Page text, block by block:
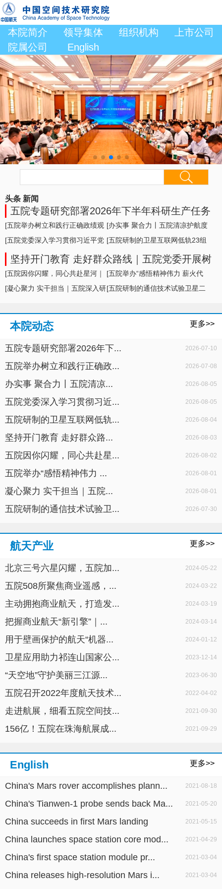
本院简介 领导集体 组织机构
上市公司
院属公司
English
头条 新闻
五院专题研究部署2026年下半年科研生产任务
形势及举措
[五院举办树立和践行正确政绩观
学习教育专题... ]
[办实事 聚合力丨五院清凉护航度
盛夏，暖心... ]
[五院党委深入学习贯彻习近平党
建思想，专题... ]
[五院研制的卫星互联网低轨23组
卫星成功发... ]
坚持开门教育 走好群众路线｜五院党委开展树
立和践行正确政绩观学习教育面对面座谈
[五院因你闪耀，同心共赴星河｜
五院举办20... ]
[五院举办“感悟精神伟力 薪火代
代相传”暨... ]
[凝心聚力 实干担当｜五院深入研[五院研制的通信技术试验卫星二
本院动态 更多>>
五院专题研究部署2026年下... 2026-07-10
五院举办树立和践行正确政... 2026-07-08
办实事 聚合力丨五院清凉... 2026-08-05
五院党委深入学习贯彻习近... 2026-08-05
五院研制的卫星互联网低轨... 2026-08-04
坚持开门教育 走好群众路... 2026-08-03
五院因你闪耀，同心共赴星... 2026-08-02
五院举办“感悟精神伟力 ... 2026-08-01
凝心聚力 实干担当｜五院... 2026-08-01
五院研制的通信技术试验卫... 2026-07-30
航天产业 更多>>
北京三号六星闪耀，五院加... 2024-05-22
五院508所聚焦商业遥感，... 2024-03-22
主动拥抱商业航天，打造发... 2024-03-19
把握商业航天“新引擎”｜... 2024-03-14
用于壁画保护的航天“机器... 2024-01-12
卫星应用助力祁连山国家公... 2023-12-14
“天空地”守护美丽三江源... 2023-06-30
五院召开2022年度航天技术... 2022-04-02
走进航展，细看五院空间技... 2021-09-30
156亿！五院在珠海航展成... 2021-09-29
English 更多>>
China's Mars rover accomplishes plann... 2021-08-18
China's Tianwen-1 probe sends back Ma... 2021-05-20
China succeeds in first Mars landing 2021-05-15
China launches space station core mod... 2021-04-29
China's first space station module pr... 2021-03-04
China releases high-resolution Mars i... 2021-03-04